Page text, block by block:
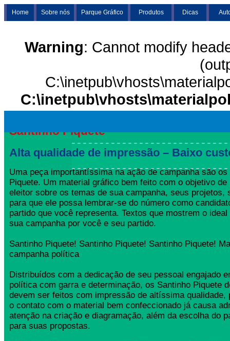
Home Sobre nós Parque Gráfico Produtos Dicas
Warning: Cannot modify
Santinho Piquete
Alta qualidade de impressão – Baixo
Uma peça importantíssima na ação de campanha são os
Piquete. Um material gráfico bem feito com o objetivo de
eleitor sobre os temas de sua campanha, seus projetos,
para que ele possa lembrar-se do número como
partido que você representa. Textos que mostrem o ideal
sua campanha por você e seu partido.
Santinho Piquete! Santinho Piquete! Santinho Piquete!
campanha política
Distribuídos com a dedicação de seu pessoal engajado
política com garra e determinação, os Santinho Piquete
devem ser feitos com impressão de altíssima qualidade,
o contato com o material bem confeccionado já causa
atenção na criação e diagramação, além da escolha do
para suas propostas.